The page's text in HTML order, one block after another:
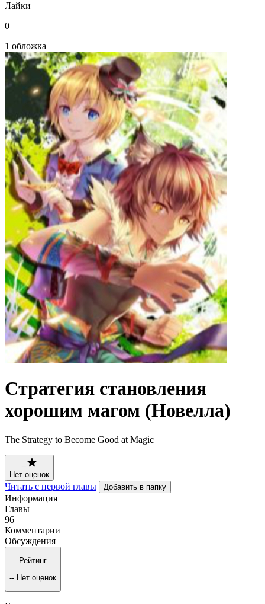
Лайки
0
1 обложка
Стратегия становления
хорошим магом (Новелла)
The Strategy to Become Good at Magic
--
Нет оценок
Читать с первой главы Добавить в папку
Информация
Главы
96
Комментарии
Обсуждения
Рейтинг
-- Нет оценок